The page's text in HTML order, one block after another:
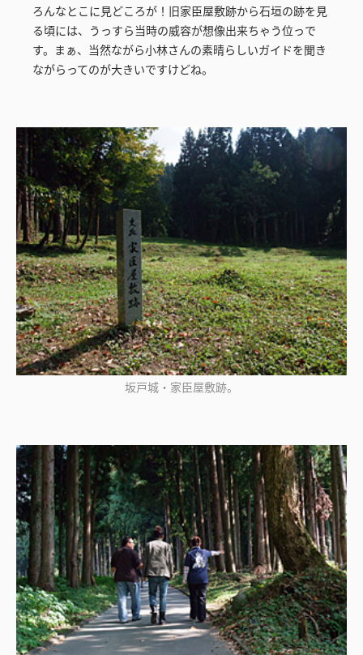
ろんなとこに見どころが！旧家臣屋敷跡から石垣の跡を見
る頃には、うっすら当時の威容が想像出来ちゃう位っで
す。まぁ、当然ながら小林さんの素晴らしいガイドを聞き
ながらってのが大きいですけどね。
坂戸城・家臣屋敷跡。